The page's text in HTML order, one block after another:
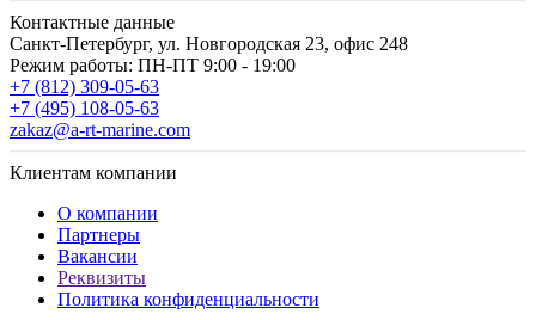
Контактные данные
Санкт-Петербург, ул. Новгородская 23, офис 248
Режим работы: ПН-ПТ 9:00 - 19:00
+7 (812) 309-05-63
+7 (495) 108-05-63
zakaz@a-rt-marine.com
Клиентам компании
О компании
Партнеры
Вакансии
Реквизиты
Политика конфиденциальности